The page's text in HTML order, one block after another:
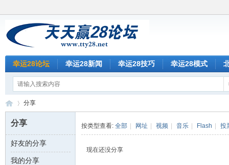
幸运28论坛 幸运28新闻 幸运28技巧 幸运28模式
天 ›
分享
分享
好友的分享
我的分享
按类型查看: 全部 网址 视频 音乐 Flash 投
现在还没分享